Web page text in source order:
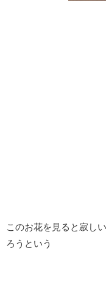
このお花を見ると寂し
ろうという